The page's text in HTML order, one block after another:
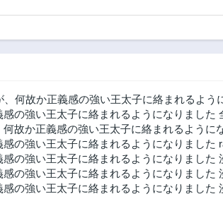
何故か正義感の強い王太子に絡まれるよう
の強い王太子に絡まれるようになりました
故か正義感の強い王太子に絡まれるように
の強い王太子に絡まれるようになりました
の強い王太子に絡まれるようになりました
の強い王太子に絡まれるようになりました
の強い王太子に絡まれるようになりました